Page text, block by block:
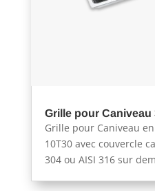
Grille pour Caniveau
Grille pour Caniveau
10T30 avec couvercle
304 ou AISI 316 sur